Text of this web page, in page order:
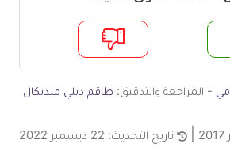
- المراجعة والتدقيق: طاقم ديلي ميديكال
تاريخ التحديث: 22 ديسمبر 2022